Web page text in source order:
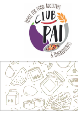
Skip to content